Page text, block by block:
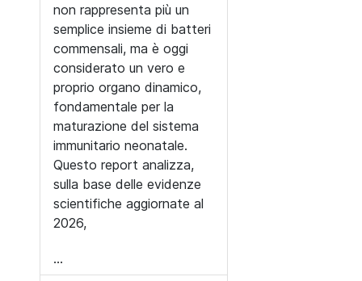
non rappresenta più un
semplice insieme di batteri
commensali, ma è oggi
considerato un vero e
proprio organo dinamico,
fondamentale per la
maturazione del sistema
immunitario neonatale.
Questo report analizza,
sulla base delle evidenze
scientifiche aggiornate al
2026,
...